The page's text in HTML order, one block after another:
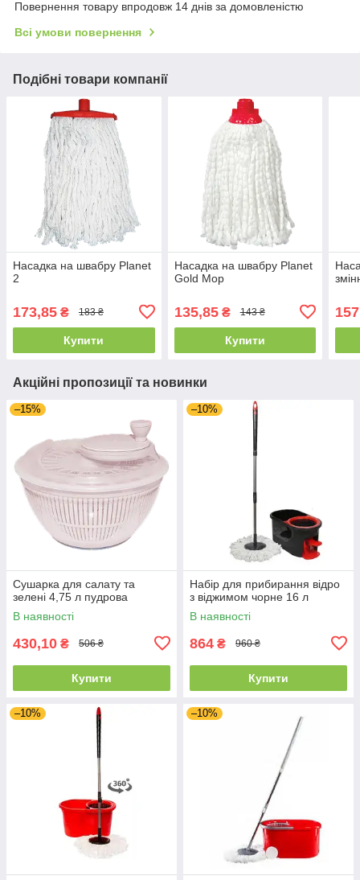
Повернення товару впродовж 14 днів за домовленістю
Всі умови повернення
Подібні товари компанії
Насадка на швабру Planet
2
173,85 ₴ 183 ₴
Купити
Насадка на швабру Planet
Gold Mop
135,85₴ 143 ₴
Купити
Акційні пропозиції та новинки
–15%
Сушарка для салату та
зелені 4,75 л пудрова
В наявності
430,10 ₴ 506 ₴
Купити
–10%
Набір для прибирання відро
з віджимом чорне 16 л
В наявності
864 ₴ 960 ₴
Купити
–10% –10%